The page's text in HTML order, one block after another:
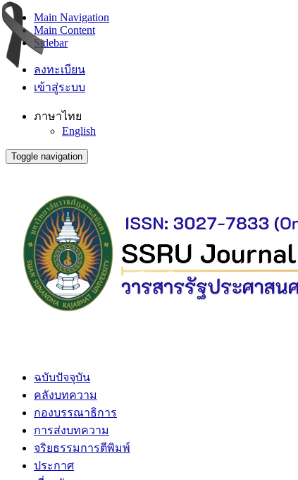
Main Navigation
Main Content
Sidebar
ลงทะเบียน
เข้าสู่ระบบ
ภาษาไทย
English
Toggle navigation
ฉบับปัจจุบัน
คลังบทความ
กองบรรณาธิการ
การส่งบทความ
จริยธรรมการตีพิมพ์
ประกาศ